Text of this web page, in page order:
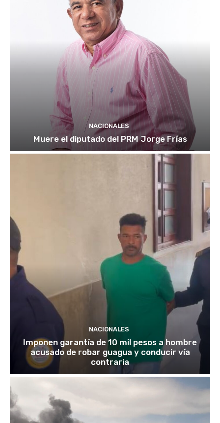
NACIONALES
Muere el diputado del PRM Jorge Frías
NACIONALES
Imponen garantía de 10 mil pesos a hombre
acusado de robar guagua y conducir vía
contraria